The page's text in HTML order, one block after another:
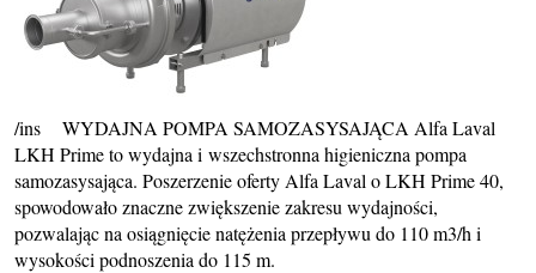
/ins WYDAJNA POMPA SAMOZASYSAJĄCA Alfa Laval
LKH Prime to wydajna i wszechstronna higieniczna pompa
samozasysająca. Poszerzenie oferty Alfa Laval o LKH Prime 40,
spowodowało znaczne zwiększenie zakresu wydajności,
pozwalając na osiągnięcie natężenia przepływu do 110 m3/h i
wysokości podnoszenia do 115 m.